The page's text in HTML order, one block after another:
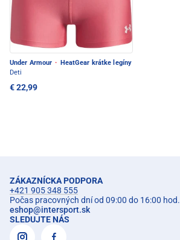
Under Armour · HeatGear krátke legíny
Deti
€ 22,99
ZÁKAZNÍCKA PODPORA
+421 905 348 555
Počas pracovných dní od 09:00 do 16:00 hod.
eshop@intersport.sk
SLEDUJTE NÁS